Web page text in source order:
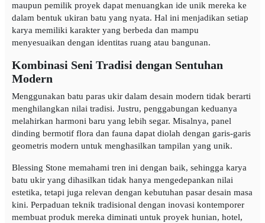
maupun pemilik proyek dapat menuangkan ide unik mereka ke
dalam bentuk ukiran batu yang nyata. Hal ini menjadikan setiap
karya memiliki karakter yang berbeda dan mampu
menyesuaikan dengan identitas ruang atau bangunan.
Kombinasi Seni Tradisi dengan Sentuhan
Modern
Menggunakan batu paras ukir dalam desain modern tidak berarti
menghilangkan nilai tradisi. Justru, penggabungan keduanya
melahirkan harmoni baru yang lebih segar. Misalnya, panel
dinding bermotif flora dan fauna dapat diolah dengan garis-garis
geometris modern untuk menghasilkan tampilan yang unik.
Blessing Stone memahami tren ini dengan baik, sehingga karya
batu ukir yang dihasilkan tidak hanya mengedepankan nilai
estetika, tetapi juga relevan dengan kebutuhan pasar desain masa
kini. Perpaduan teknik tradisional dengan inovasi kontemporer
membuat produk mereka diminati untuk proyek hunian, hotel,